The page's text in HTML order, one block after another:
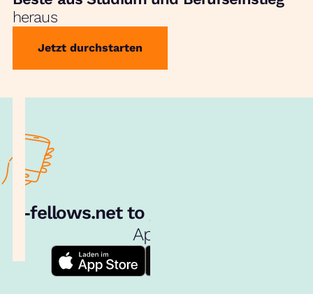
heraus
Jetzt durchstarten
e‑fellows.net to go:
App!